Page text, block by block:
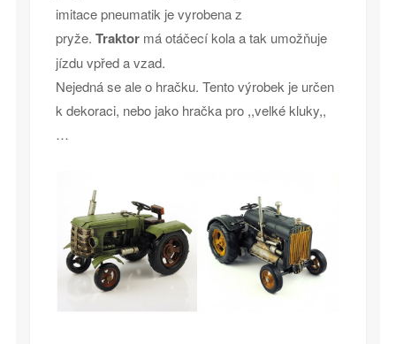
imitace pneumatik je vyrobena z
pryže. Traktor má otáčecí kola a tak umožňuje
jízdu vpřed a vzad.
Nejedná se ale o hračku. Tento výrobek je určen
k dekoraci, nebo jako hračka pro ,,velké kluky,,
…